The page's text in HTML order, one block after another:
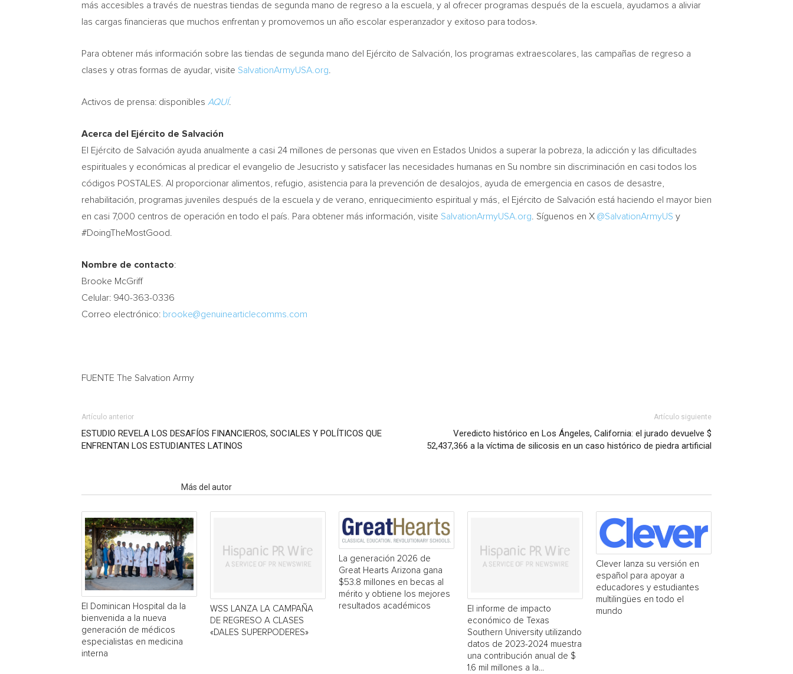
más accesibles a través de nuestras tiendas de segunda mano de regreso a la escuela, y al ofrecer programas después de la escuela, ayudamos a aliviar
las cargas financieras que muchos enfrentan y promovemos un año escolar esperanzador y exitoso para todos».
Para obtener más información sobre las tiendas de segunda mano del Ejército de Salvación, los programas extraescolares, las campañas de regreso a
clases y otras formas de ayudar, visite SalvationArmyUSA.org
Activos de prensa: disponibles AQUÍ.
Acerca del Ejército de Salvación
El Ejército de Salvación ayuda anualmente a casi 24 millones de personas que viven en Estados Unidos a superar la pobreza, la adicción y las dificultades
espirituales y económicas al predicar el evangelio de Jesucristo y satisfacer las necesidades humanas en Su nombre sin discriminación en casi todos los
códigos POSTALES. Al proporcionar alimentos, refugio, asistencia para la prevención de desalojos, ayuda de emergencia en casos de desastre,
rehabilitación, programas juveniles después de la escuela y de verano, enriquecimiento espiritual y más, el Ejército de Salvación está haciendo el mayor bien
en casi 7,000 centros de operación en todo el país. Para obtener más información, visite SalvationArmyUSA.org . Síguenos en X @SalvationArmyUS y
#DoingTheMostGood.
Nombre de contacto:
Brooke McGriff
Celular: 940-363-0336
Correo electrónico: brooke@genuinearticlecomms.com
FUENTE The Salvation Army
Artículo anterior
ESTUDIO REVELA LOS DESAFÍOS FINANCIEROS, SOCIALES Y POLÍTICOS QUE
ENFRENTAN LOS ESTUDIANTES LATINOS
Artículo siguiente
Veredicto histórico en Los Ángeles, California: el jurado devuelve $
52,437,366 a la víctima de silicosis en un caso histórico de piedra artificial
Más del autor
El Dominican Hospital da la
bienvenida a la nueva
generación de médicos
especialistas en medicina
interna
WSS LANZA LA CAMPAÑA
DE REGRESO A CLASES
«DALES SUPERPODERES»
La generación 2026 de
Great Hearts Arizona gana
$53.8 millones en becas al
mérito y obtiene los mejores
resultados académicos
El informe de impacto
económico de Texas
Southern University utilizando
datos de 2023-2024 muestra
una contribución anual de $
1.6 mil millones a la...
Clever lanza su versión en
español para apoyar a
educadores y estudiantes
multilingües en todo el
mundo